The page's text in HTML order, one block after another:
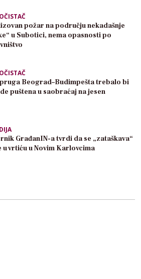
požar na području nekadašnje
u Subotici, nema opasnosti po
Beograd–Budimpešta trebalo bi
puštena u saobraćaj na jesen
GrađanIN-a tvrdi da se „zataškava“
u vrtiću u Novim Karlovcima